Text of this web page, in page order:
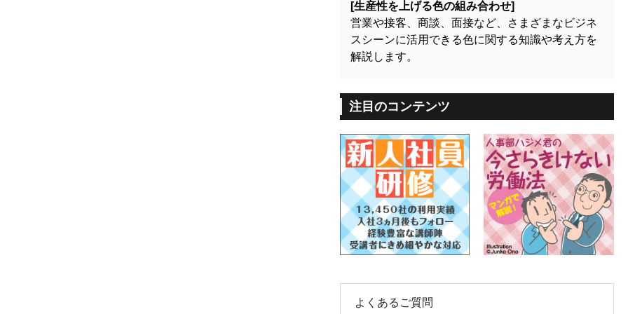
[生産性を上げる色の組み合わせ]
営業や接客、商談、面接など、さまざまなビジネ
スシーンに活用できる色に関する知識や考え方を
解説します。
注目のコンテンツ
よくあるご質問